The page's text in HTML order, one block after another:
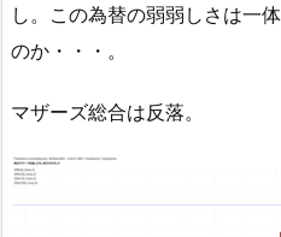
し。この為替の弱弱しさは一
のか・・・。
マザーズ総合は反落。